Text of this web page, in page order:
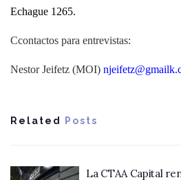
Echague 1265.
Ccontactos para entrevistas:
Nestor Jeifetz (MOI)
Related Posts
La CTAA Capital